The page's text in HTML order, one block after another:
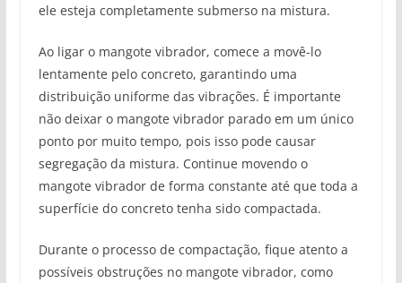
ele esteja completamente submerso na mistura.
Ao ligar o mangote vibrador, comece a movê-lo
lentamente pelo concreto, garantindo uma
distribuição uniforme das vibrações. É importante
não deixar o mangote vibrador parado em um único
ponto por muito tempo, pois isso pode causar
segregação da mistura. Continue movendo o
mangote vibrador de forma constante até que toda a
superfície do concreto tenha sido compactada.
Durante o processo de compactação, fique atento a
possíveis obstruções no mangote vibrador, como